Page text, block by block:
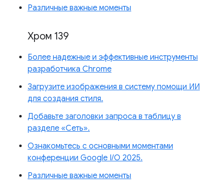
Различные важные моменты
Хром 139
Более надежные и эффективные инструменты
разработчика Chrome
Загрузите изображения в систему помощи ИИ
для создания стиля.
Добавьте заголовки запроса в таблицу в
разделе «Сеть».
Ознакомьтесь с основными моментами
конференции Google I/O 2025.
Различные важные моменты